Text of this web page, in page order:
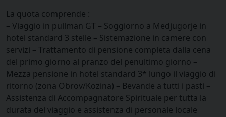
La quota comprende :
– Viaggio in pullman GT – Soggiorno a Medjugorje in
hotel standard 3 stelle – Sistemazione in camere con
servizi – Trattamento di pensione completa dalla cena
del primo giorno al pranzo del penultimo giorno –
Mezza pensione in hotel standard 3* lungo il viaggio di
ritorno (zona Obrov/Kozina) – Bevande a tutti i pasti –
Assistenza di Accompagnatore Spirituale per tutta la
durata del viaggio e assistenza di personale locale